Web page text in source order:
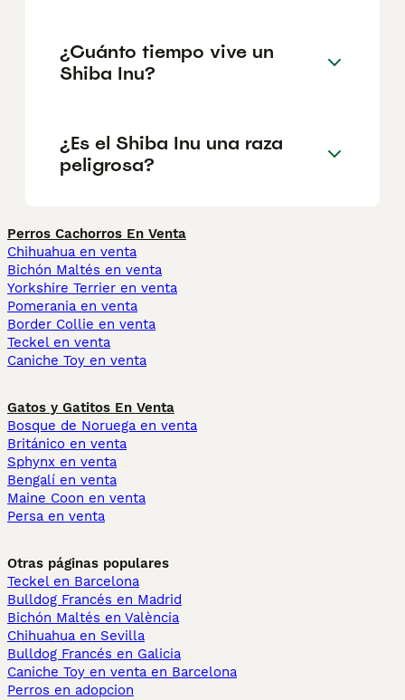
¿Cuánto tiempo vive un
Shiba Inu?
¿Es el Shiba Inu una raza
peligrosa?
Perros Cachorros En Venta
Chihuahua en venta
Bichón Maltés en venta
Yorkshire Terrier en venta
Pomerania en venta
Border Collie en venta
Teckel en venta
Caniche Toy en venta
Gatos y Gatitos En Venta
Bosque de Noruega en venta
Británico en venta
Sphynx en venta
Bengalí en venta
Maine Coon en venta
Persa en venta
Otras páginas populares
Teckel en Barcelona
Bulldog Francés en Madrid
Bichón Maltés en València
Chihuahua en Sevilla
Bulldog Francés en Galicia
Caniche Toy en venta en Barcelona
Perros en adopcion